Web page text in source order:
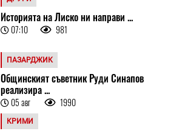
Историята на Лиско ни направи ...
07:10 981
ПАЗАРДЖИК
Общинският съветник Руди Синапов
реализира ...
05 авг 1990
КРИМИ